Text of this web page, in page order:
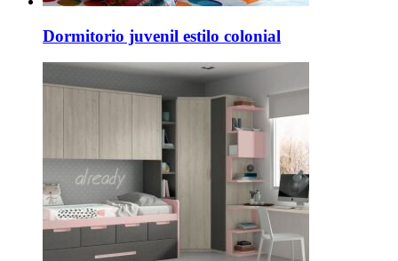
Dormitorio juvenil estilo colonial